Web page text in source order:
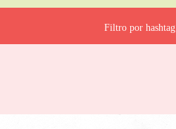
Filtro por hashtag